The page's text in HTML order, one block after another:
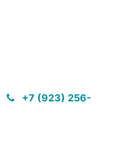
+7 (923) 256-